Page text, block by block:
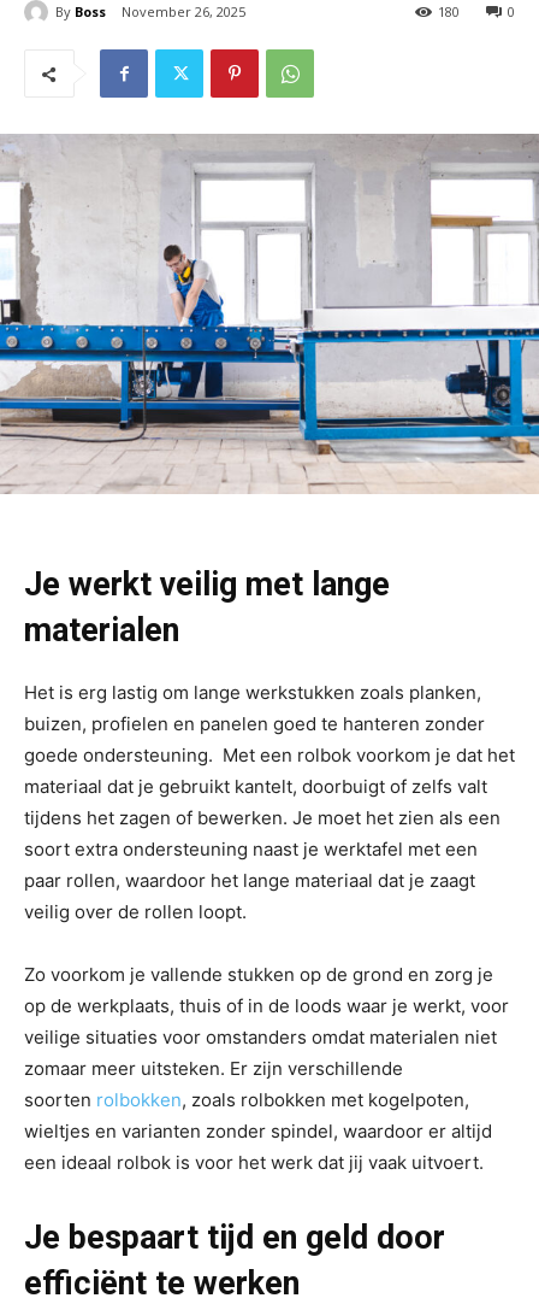
By Boss November 26, 2025 0
180
Je werkt veilig met lange
materialen
Het is erg lastig om lange werkstukken zoals planken,
buizen, profielen en panelen goed te hanteren zonder
goede ondersteuning. Met een rolbok voorkom je dat het
materiaal dat je gebruikt kantelt, doorbuigt of zelfs valt
tijdens het zagen of bewerken. Je moet het zien als een
soort extra ondersteuning naast je werktafel met een
paar rollen, waardoor het lange materiaal dat je zaagt
veilig over de rollen loopt.
Zo voorkom je vallende stukken op de grond en zorg je
op de werkplaats, thuis of in de loods waar je werkt, voor
veilige situaties voor omstanders omdat materialen niet
zomaar meer uitsteken. Er zijn verschillende
soorten rolbokken, zoals rolbokken met kogelpoten,
wieltjes en varianten zonder spindel, waardoor er altijd
een ideaal rolbok is voor het werk dat jij vaak uitvoert.
Je bespaart tijd en geld door
efficiënt te werken